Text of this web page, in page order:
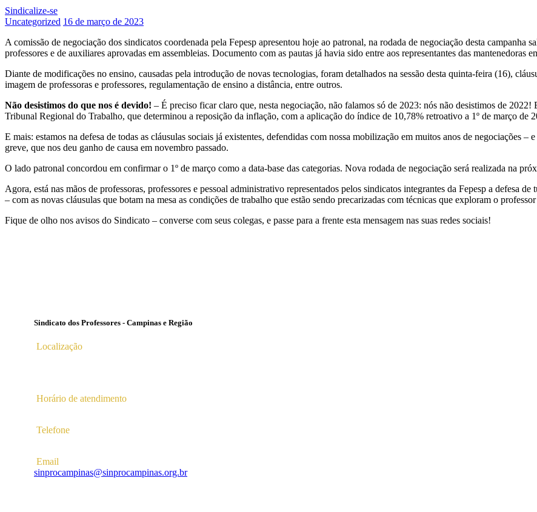
Sindicalize-se
Uncategorized 16 de março de 2023
A comissão de negociação dos sindicatos coordenada pela Fepesp apresentou hoje ao patronal, na rodada de negociação desta campanha
professores e de auxiliares aprovadas em assembleias. Documento com as pautas já havia sido entre aos representantes das mantenedoras
Diante de modificações no ensino, causadas pela introdução de novas tecnologias, foram detalhados na sessão desta quinta-feira (16),
imagem de professoras e professores, regulamentação de ensino a distância, entre outros.
Não desistimos do que nos é devido! – É preciso ficar claro que, nesta negociação, não falamos só de 2023: nós não desistimos de
Tribunal Regional do Trabalho, que determinou a reposição da inflação, com a aplicação do índice de 10,78% retroativo a 1º de março de
E mais: estamos na defesa de todas as cláusulas sociais já existentes, defendidas com nossa mobilização em muitos anos de negociações
greve, que nos deu ganho de causa em novembro passado.
O lado patronal concordou em confirmar o 1º de março como a data-base das categorias. Nova rodada de negociação será realizada na
Agora, está nas mãos de professoras, professores e pessoal administrativo representados pelos sindicatos integrantes da Fepesp a defesa
– com as novas cláusulas que botam na mesa as condições de trabalho que estão sendo precarizadas com técnicas que exploram o
Fique de olho nos avisos do Sindicato – converse com seus colegas, e passe para a frente esta mensagem nas suas redes sociais!
Sindicato dos Professores - Campinas e Região
Localização
Horário de atendimento
Telefone
Email
sinprocampinas@sinprocampinas.org.br